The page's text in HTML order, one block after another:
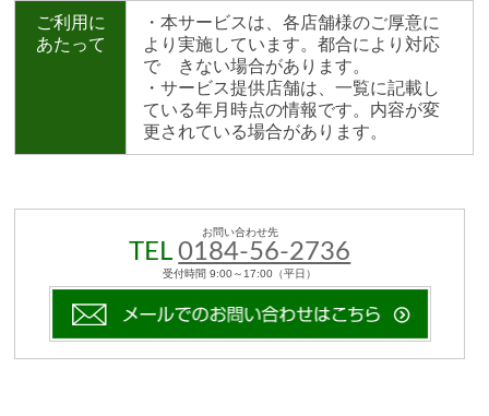
ご利用に
あたって
・本サービスは、各店舗様のご厚意に
より実施しています。都合により対応
で きない場合があります。
・サービス提供店舗は、一覧に記載し
ている年月時点の情報です。内容が変
更されている場合があります。
お問い合わせ先
TEL0184-56-2736
受付時間 9:00～17:00（平日）